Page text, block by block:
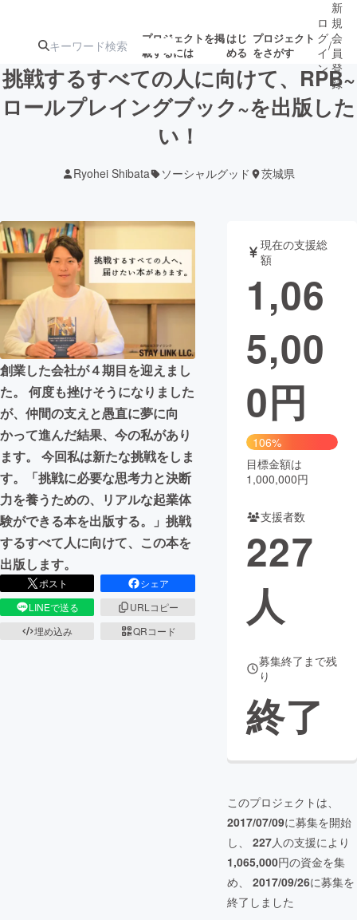
プロジェクトを掲
載するには
はじ
める
プロジェクト
をさがす
注目の新着プロ
テクノロジー・ガジェット
映像・映画 書籍・雑誌
ビジネス・起業 チャレンジ
まちづくり・地域活性化
CAMPFIRE for Social Good
CAMPFIRE Creation
CAMPFIREふるさと納税 machi-ya コミュニティ
ロ
グ
イ
ン
/
新
規
会
員
登
録
挑戦するすべての人に向けて、RPB~
ロールプレイングブック~を出版した
い！
Ryohei Shibata ソーシャルグッド 茨城県
創業した会社が４期目を迎えまし
た。 何度も挫けそうになりました
が、仲間の支えと愚直に夢に向
かって進んだ結果、今の私があり
ます。 今回私は新たな挑戦をしま
す。「挑戦に必要な思考力と決断
力を養うための、リアルな起業体
験ができる本を出版する。」挑戦
するすべて人に向けて、この本を
出版します。
ポスト
シェア
LINEで送る
URLコピー
埋め込み
QRコード
現在の支援総
額
1,06
5,00
0円
106%
目標金額は
1,000,000円
支援者数
227
人
募集終了まで残
り
終了
このプロジェクトは、
2017/07/09に募集を開始
し、 227人の支援により
1,065,000円の資金を集
め、 2017/09/26に募集を
終了しました